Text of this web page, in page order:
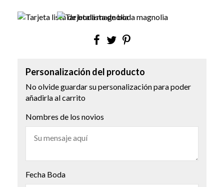
Personalización del producto
No olvide guardar su personalización para poder
añadirla al carrito
Nombres de los novios
Fecha Boda